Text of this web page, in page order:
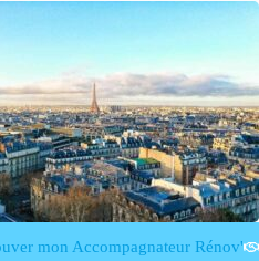
mon Accompagnateur Rénov'